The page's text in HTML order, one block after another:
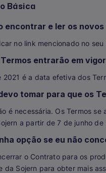
Básica
encontrar e ler os
no link mencionado no
entrarão em
2021 é a data efetiva dos
tomar para que os
é necessária. Os Termos
a partir de 7 de junho de
opção se eu não
o Contrato para os
da Sojern para obter mais